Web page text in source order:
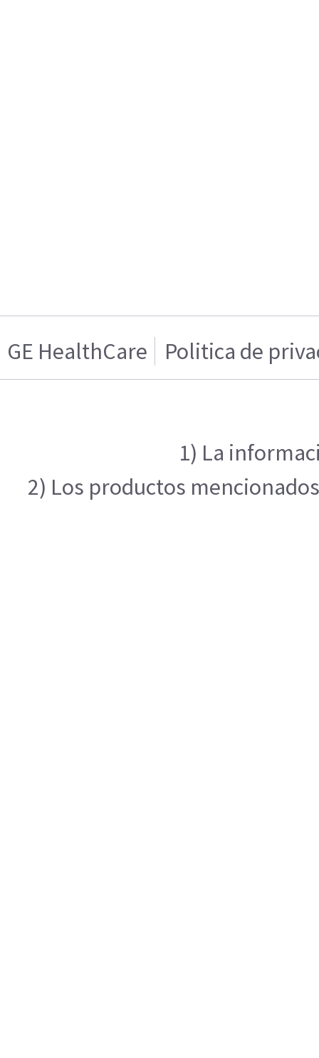
GE HealthCare Politica de
1) La
2) Los productos